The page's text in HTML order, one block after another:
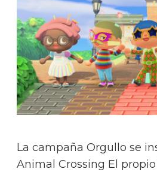
La campaña Orgullo se
Animal Crossing El